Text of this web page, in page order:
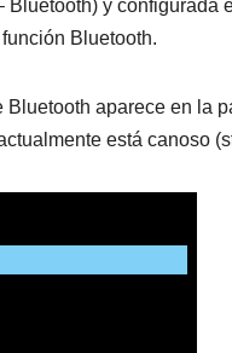
Bluetooth) y configurada
Bluetooth.
Bluetooth aparece en la
está canoso